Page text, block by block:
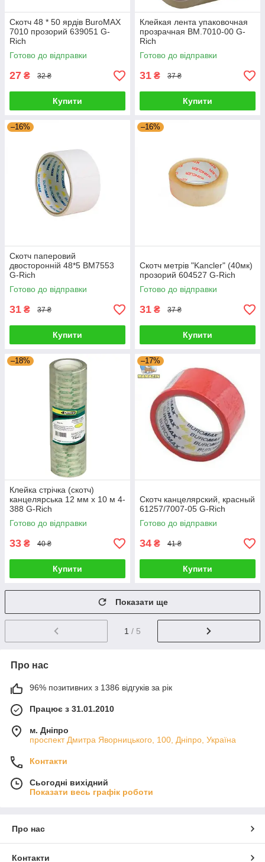
Скотч 48 * 50 ярдів BuroMAX
7010 прозорий 639051 G-
Rich
Готово до відправки
27 ₴ 32 ₴
Купити
Клейкая лента упаковочная
прозрачная BM.7010-00 G-
Rich
Готово до відправки
31 ₴ 37 ₴
Купити
–16%
Скотч паперовий
двосторонній 48*5 BM7553
G-Rich
Готово до відправки
31 ₴ 37 ₴
Купити
–16%
Скотч метрів "Kancler" (40мк)
прозорий 604527 G-Rich
Готово до відправки
31 ₴ 37 ₴
Купити
–18%
Клейка стрічка (скотч)
канцелярська 12 мм x 10 м 4-
388 G-Rich
Готово до відправки
33 ₴ 40 ₴
Купити
–17%
Скотч канцелярский, красный
61257/7007-05 G-Rich
Готово до відправки
34 ₴ 41 ₴
Купити
Показати ще
1 / 5
Про нас
96% позитивних з 1386 відгуків за рік
Працює з 31.01.2010
м. Дніпро
проспект Дмитра Яворницького, 100, Дніпро, Україна
Контакти
Сьогодні вихідний
Показати весь графік роботи
Про нас
Контакти